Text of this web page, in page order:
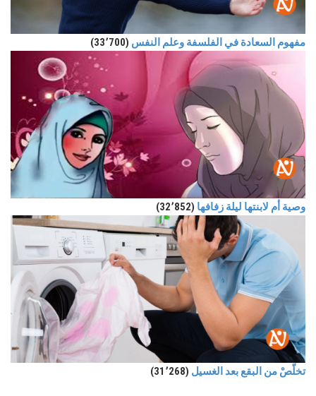
مفهوم السعادة في الفلسفة وعلم النفس (33٬700)
وصية أم لابنتها ليلة زفافها (32٬852)
تخلّصْ من البقع بعد الغسيل (31٬268)